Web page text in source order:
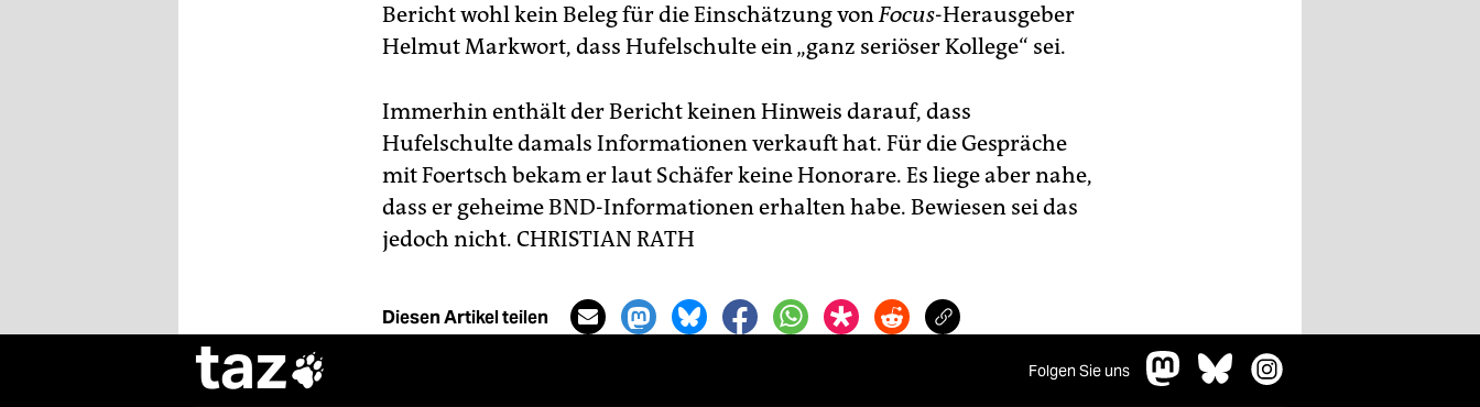
Bericht wohl kein Beleg für die Einschätzung vonFocus-Herausgeber
Helmut Markwort, dass Hufelschulte ein „ganz seriöser Kollege“ sei.
Immerhin enthält der Bericht keinen Hinweis darauf, dass
Hufelschulte damals Informationen verkauft hat. Für die Gespräche
mit Foertsch bekam er laut Schäfer keine Honorare. Es liege aber nahe,
dass er geheime BND-Informationen erhalten habe. Bewiesen sei das
jedoch nicht. CHRISTIAN RATH
Diesen Artikel teilen
taz Folgen Sie uns